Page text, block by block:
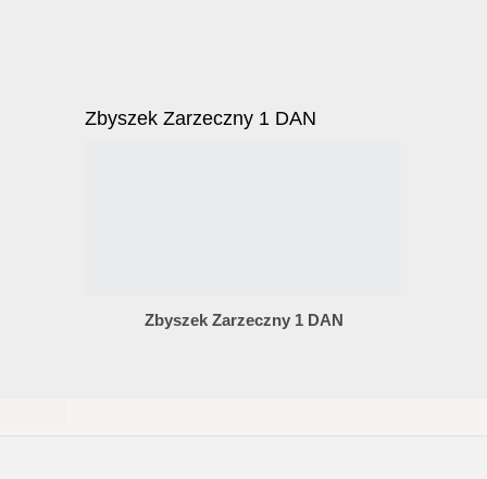
Zbyszek Zarzeczny 1 DAN
Zbyszek Zarzeczny 1 DAN